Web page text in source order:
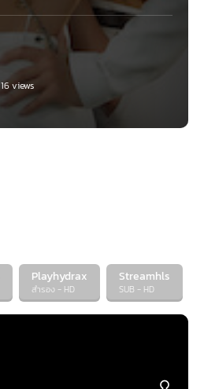
16 views
Playhydrax
สำรอง - HD
Streamhls
SUB - HD